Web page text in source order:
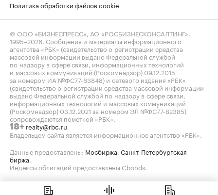
Политика обработки файлов cookie
© ООО «БИЗНЕСПРЕСС», АО «РОСБИЗНЕСКОНСАЛТИНГ»,
1995–2026. Сообщения и материалы информационного
агентства «РБК» (свидетельство о регистрации средства
массовой информации выдано Федеральной службой
по надзору в сфере связи, информационных технологий
и массовых коммуникаций (Роскомнадзор) 09.12.2015
за номером ИА №ФС77-63848) и сетевого издания «РБК»
(свидетельство о регистрации средства массовой информации
выдано Федеральной службой по надзору в сфере связи,
информационных технологий и массовых коммуникаций
(Роскомнадзор) 03.12.2021 за номером ЭЛ №ФС77-82385)
сопровождаются пометкой «РБК».
18+ realty@rbc.ru
Владельцем сайта является информационное агентство «РБК».
Данные предоставлены: Мосбиржа, Санкт-Петербургская
биржа.
Индексы облигаций предоставлены Cbonds.